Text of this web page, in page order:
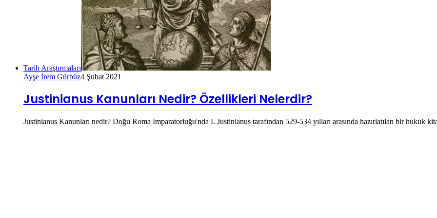
Tarih Araştırmaları
Ayşe İrem Gürbüz4 Şubat 2021
Justinianus Kanunları Nedir? Özellikleri Nelerdir?
Justinianus Kanunları nedir? Doğu Roma İmparatorluğu'nda I. Justinianus tarafından 529-534 yılları arasında hazırlatılan bir hukuk